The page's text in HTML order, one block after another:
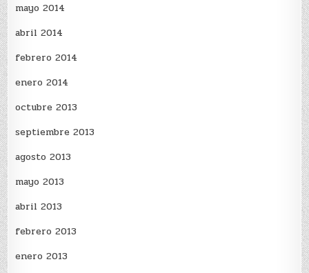
mayo 2014
abril 2014
febrero 2014
enero 2014
octubre 2013
septiembre 2013
agosto 2013
mayo 2013
abril 2013
febrero 2013
enero 2013